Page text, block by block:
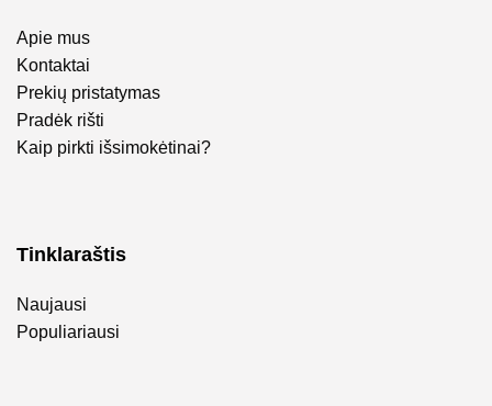
Apie mus
Kontaktai
Prekių pristatymas
Pradėk rišti
Kaip pirkti išsimokėtinai?
Tinklaraštis
Naujausi
Populiariausi